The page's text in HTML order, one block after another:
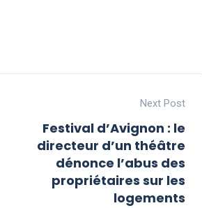
Next Post
Festival d’Avignon : le
directeur d’un théâtre
dénonce l’abus des
propriétaires sur les
logements